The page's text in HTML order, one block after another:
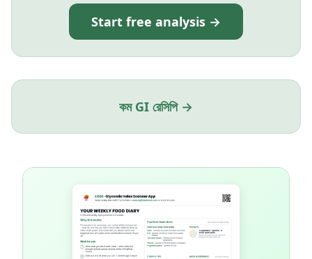
Start free analysis →
কম GI রেসিপি →